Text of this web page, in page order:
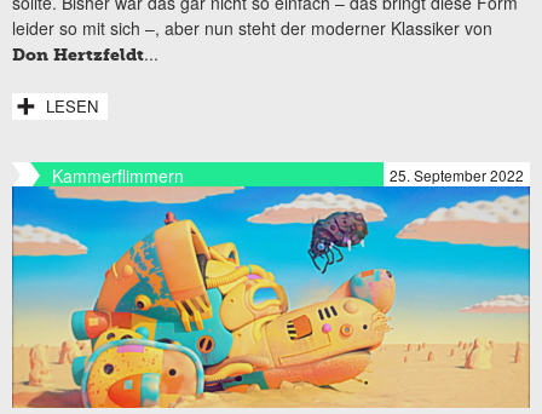
leider so mit sich –, aber nun steht der moderner Klassiker von
Don Hertzfeldt...
LESEN
Kammerflimmern 25. September 2022